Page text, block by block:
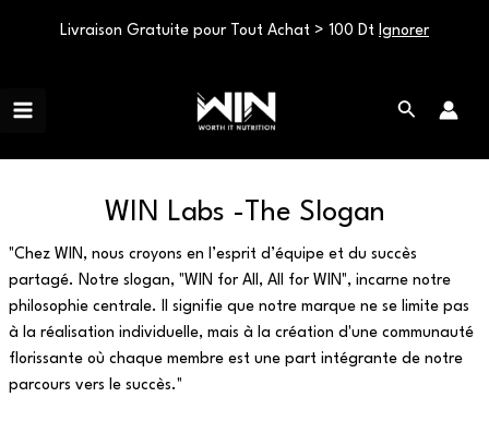
au
Rechercher
WIN Labs -The Slogan
"Chez WIN, nous croyons en l’esprit d’équipe et du succès
partagé. Notre slogan, "WIN for All, All for WIN", incarne notre
philosophie centrale. Il signifie que notre marque ne se limite pas
à la réalisation individuelle, mais à la création d'une communauté
florissante où chaque membre est une part intégrante de notre
parcours vers le succès."
Livraison Gratuite pour Tout Achat > 100 Dt Ignorer